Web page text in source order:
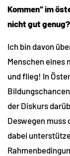
Kommen“ im
nicht gut genug?
Ich bin davon
Menschen eines
und flieg! In
der Diskurs
Deswegen muss
dabei